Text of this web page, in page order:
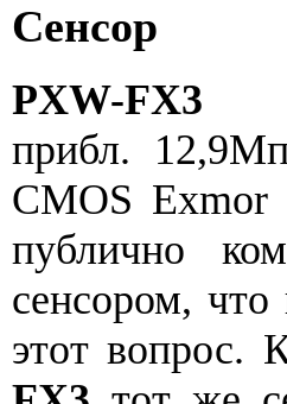
Сенсор
PXW-FX3
прибл.
CMOS Exmor
публично
сенсором, что
этот вопрос.